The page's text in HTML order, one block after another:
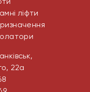
ліфти
22а